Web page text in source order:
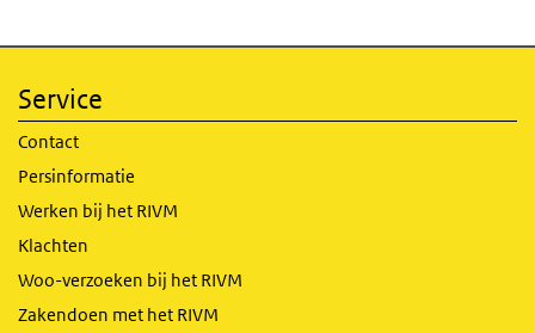
Service
Contact
Persinformatie
Werken bij het RIVM
Klachten
Woo-verzoeken bij het RIVM
Zakendoen met het RIVM